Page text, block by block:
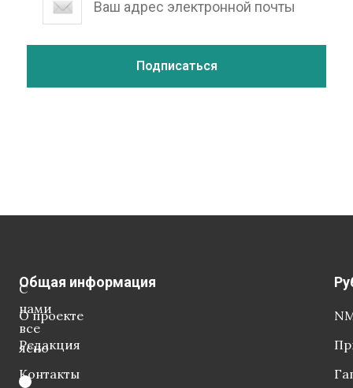
С
нами
все
ясно
Общая информация
О проекте
Редакция
Контакты